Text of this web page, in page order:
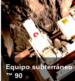
Equipo
™ 90